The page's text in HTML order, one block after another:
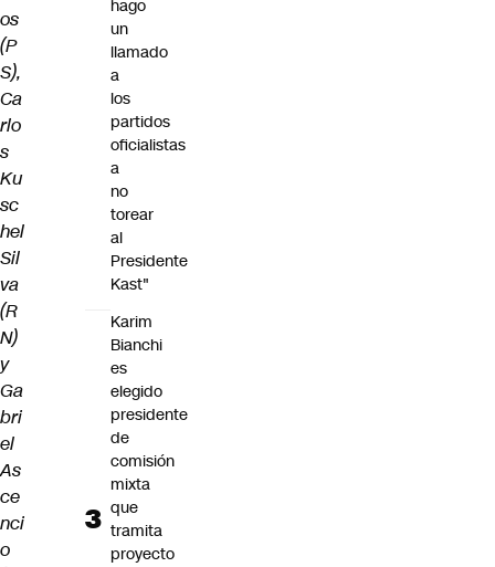
os
(P
S),
Ca
rlo
s
Ku
sc
hel
Sil
va
(R
N)
y
Ga
bri
el
As
ce
nci
o
hago
un
llamado
a
los
partidos
oficialistas
a
no
torear
al
Presidente
Kast"
Karim
Bianchi
es
elegido
presidente
de
comisión
mixta
que
tramita
proyecto